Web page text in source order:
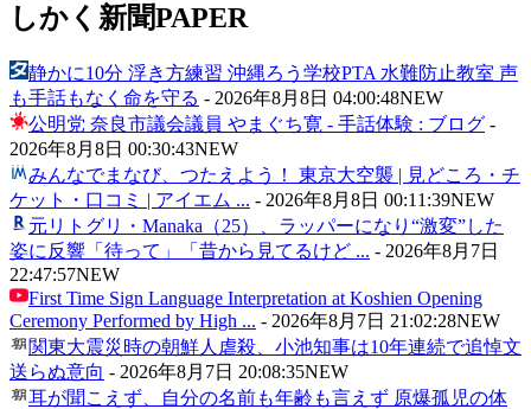
しかく新聞PAPER
静かに10分 浮き方練習 沖縄ろう学校PTA 水難防止教室 声
も手話もなく命を守る - 2026年8月8日 04:00:48NEW
公明党 奈良市議会議員 やまぐち寛 - 手話体験 : ブログ -
2026年8月8日 00:30:43NEW
みんなでまなび、つたえよう！ 東京大空襲 | 見どころ・チ
ケット・口コミ | アイエム ... - 2026年8月8日 00:11:39NEW
元リトグリ・Manaka（25）、ラッパーになり“激変”した
姿に反響「待って」「昔から見てるけど ... - 2026年8月7日
22:47:57NEW
First Time Sign Language Interpretation at Koshien Opening
Ceremony Performed by High ... - 2026年8月7日 21:02:28NEW
関東大震災時の朝鮮人虐殺、小池知事は10年連続で追悼文
送らぬ意向 - 2026年8月7日 20:08:35NEW
耳が聞こえず、自分の名前も年齢も言えず 原爆孤児の体